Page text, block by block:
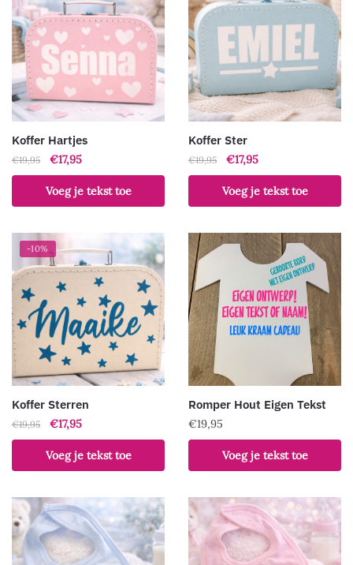
Koffer Hartjes
€19,95
Oorspronkelijke
prijs
was:
€19,95.
€17,95Huidige
prijs
is:
€17,95.
Voeg je tekst toe
Koffer Ster
€19,95
Oorspronkelijke
prijs
was:
€19,95.
€17,95Huidige
prijs
is:
€17,95.
Voeg je tekst toe
-10%
Koffer Sterren
€19,95
Oorspronkelijke
prijs
was:
€19,95.
€17,95Huidige
prijs
is:
€17,95.
Voeg je tekst toe
Romper Hout Eigen Tekst
€19,95
Voeg je tekst toe